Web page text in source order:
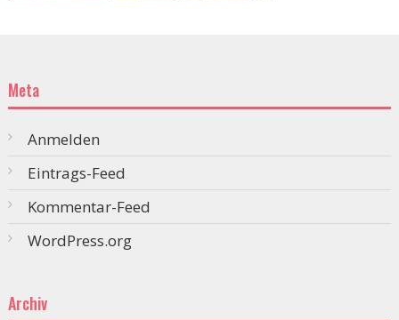
Meta
Anmelden
Eintrags-Feed
Kommentar-Feed
WordPress.org
Archiv